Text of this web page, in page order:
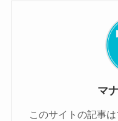
マ
このサイトの記事